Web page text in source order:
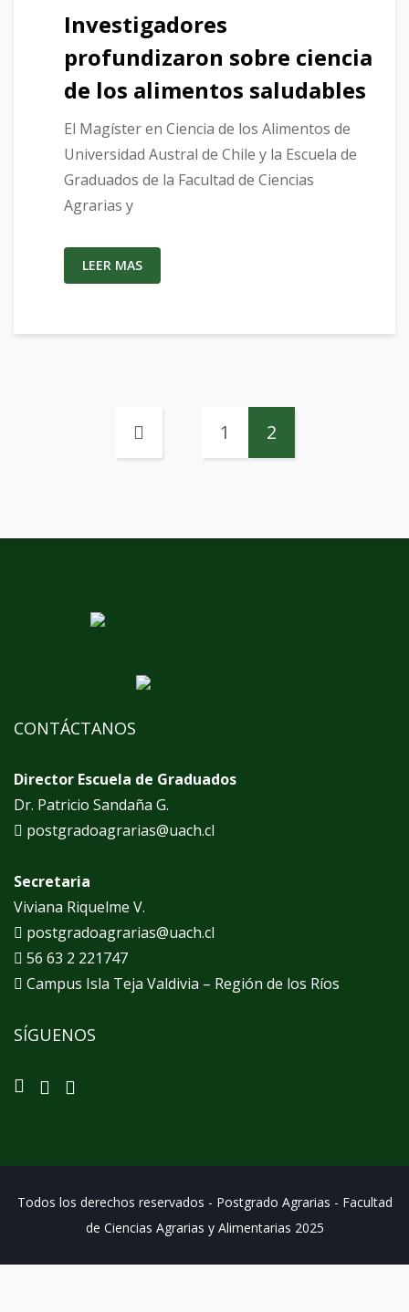
Investigadores
profundizaron sobre ciencia
de los alimentos saludables
El Magíster en Ciencia de los Alimentos de
Universidad Austral de Chile y la Escuela de
Graduados de la Facultad de Ciencias
Agrarias y
LEER MAS
1 2
CONTÁCTANOS
Director Escuela de Graduados
Dr. Patricio Sandaña G.
postgradoagrarias@uach.cl
Secretaria
Viviana Riquelme V.
postgradoagrarias@uach.cl
56 63 2 221747
Campus Isla Teja Valdivia – Región de los Ríos
SÍGUENOS
Todos los derechos reservados - Postgrado Agrarias - Facultad
de Ciencias Agrarias y Alimentarias 2025